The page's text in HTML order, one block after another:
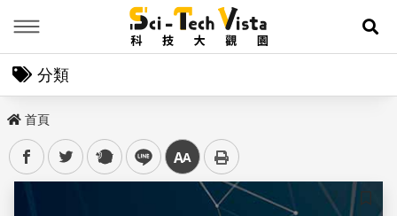
展
分類
首頁
facebooktwitter plurk line 中
儲存